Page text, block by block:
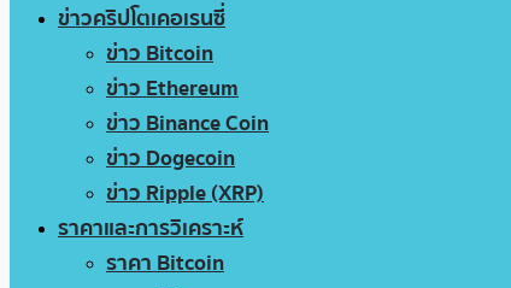
ข่าวคริปโตเคอเรนซี่
ข่าว Bitcoin
ข่าว Ethereum
ข่าว Binance Coin
ข่าว Dogecoin
ข่าว Ripple (XRP)
ราคาและการวิเคราะห์
ราคา Bitcoin